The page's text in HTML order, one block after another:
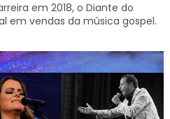
em 2018, o Diante do
em vendas da música gospel.